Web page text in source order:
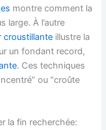
montre comment la
large. À l’autre
croustillante illustre la
un fondant record,
. Ces techniques
ou “croûte
la fin recherchée: